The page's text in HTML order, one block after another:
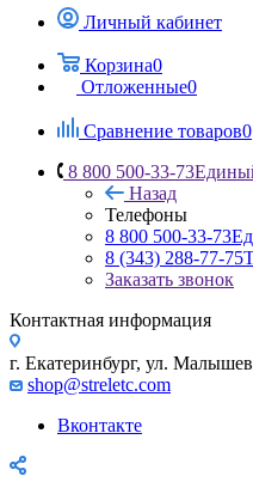
Личный кабинет
Корзина0
Отложенные0
Сравнение товаров0
8 800 500-33-73
Назад
Телефоны
8 800 500-33-73
8 (343) 288-77-75
Заказать звонок
Контактная информация
г. Екатеринбург, ул.
shop@streletc.com
Вконтакте